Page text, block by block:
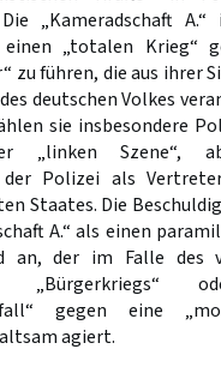
„Kameradschaft
einen „totalen Krieg“
zu führen, die aus ihrer
deutschen Volkes
sie insbesondere
„linken Szene“,
der Polizei als
Staates. Die
A.“ als einen
an, der im Falle des
„Bürgerkriegs“
gegen eine
agiert.